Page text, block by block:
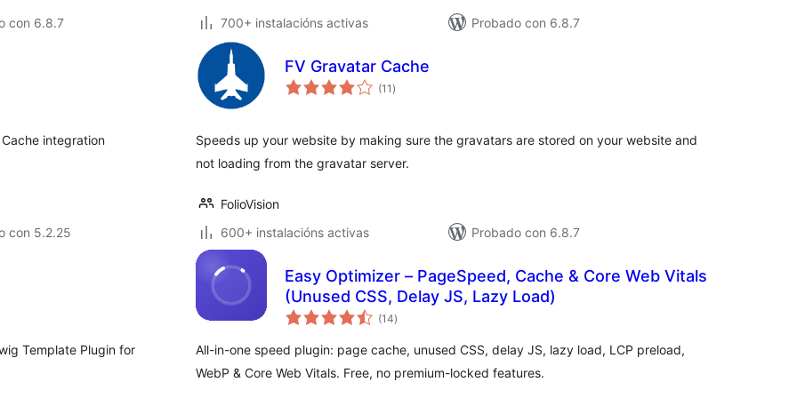
con 6.8.7
700+ instalacións activas
Probado con 6.8.7
integration
con 5.2.25
FV Gravatar Cache
(11 valoracións
totais
)
Speeds up your website by making sure the gravatars are stored on your website and
not loading from the gravatar server.
FolioVision
600+ instalacións activas
Probado con 6.8.7
Template Plugin for
Easy Optimizer – PageSpeed, Cache & Core Web Vitals
(Unused CSS, Delay JS, Lazy Load)
(14valoracións
totais
)
All-in-one speed plugin: page cache, unused CSS, delay JS, lazy load, LCP preload,
WebP & Core Web Vitals. Free, no premium-locked features.